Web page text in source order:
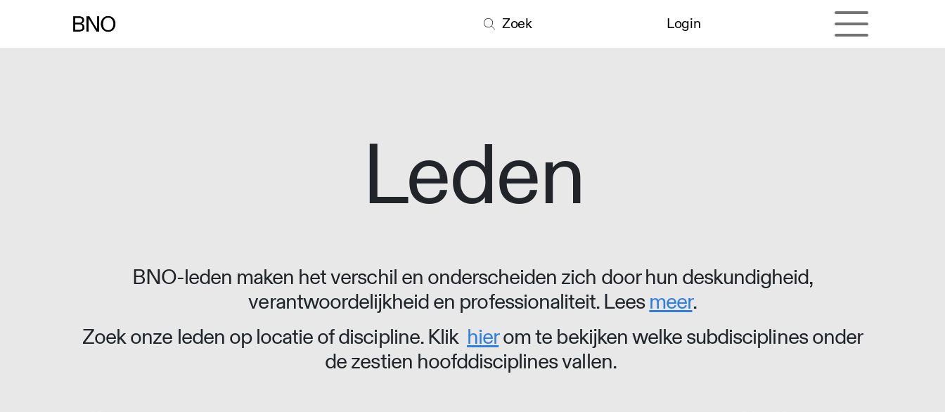
Zoek Login
Leden
BNO-leden maken het verschil en onderscheiden zich door hun deskundigheid,
verantwoordelijkheid en professionaliteit. Leesmeer.
Zoek onze leden op locatie of discipline. Klik hierom te bekijken welke subdisciplines onder
de zestien hoofddisciplines vallen.